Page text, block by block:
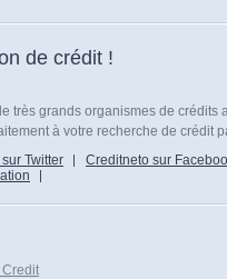
de crédit !
très grands organismes de crédits
à votre recherche de crédit
Twitter Creditneto sur
Credit